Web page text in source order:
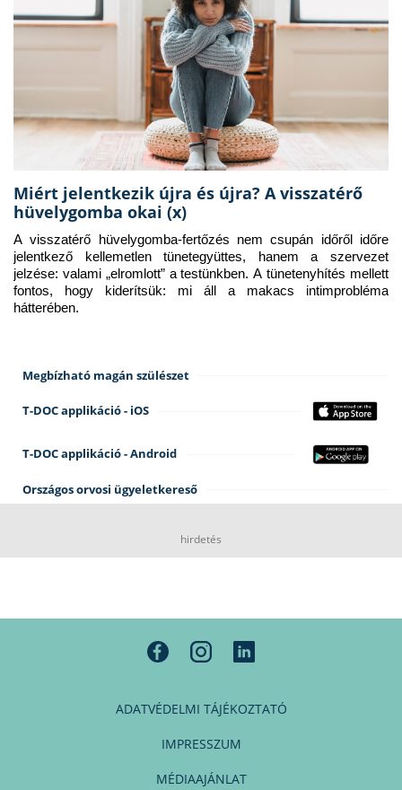
Miért jelentkezik újra és újra? A visszatérő
hüvelygomba okai (x)
A visszatérő hüvelygomba-fertőzés nem csupán időről időre
jelentkező kellemetlen tünetegyüttes, hanem a szervezet
jelzése: valami „elromlott” a testünkben. A tünetenyhítés mellett
fontos, hogy kiderítsük: mi áll a makacs intimprobléma
hátterében.
Megbízható magán szülészet
T-DOC applikáció - iOS
T-DOC applikáció - Android
Országos orvosi ügyeletkereső
hirdetés
ADATVÉDELMI TÁJÉKOZTATÓ
IMPRESSZUM
MÉDIAAJÁNLAT